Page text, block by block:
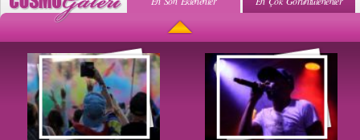
Uyuyan Bebeğe Gangnam Dinletilirse Ne Olur